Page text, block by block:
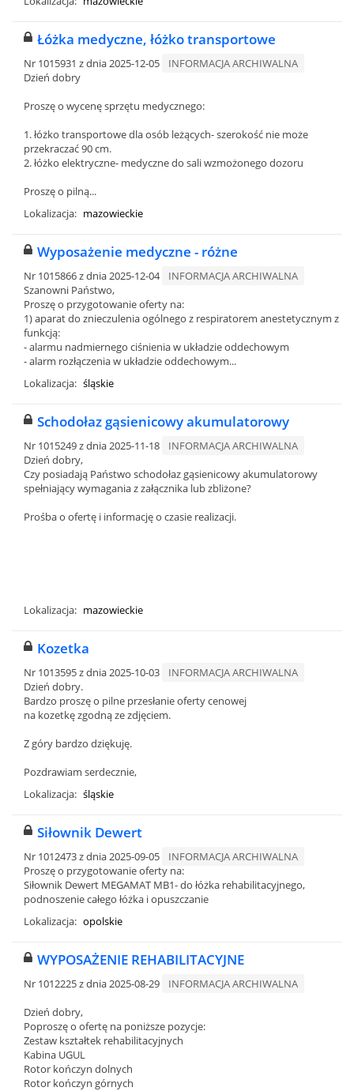
Łóżka medyczne, łóżko transportowe
Nr 1015931 z dnia 2025-12-05
INFORMACJA ARCHIWALNA
Dzień dobry
Proszę o wycenę sprzętu medycznego:
1. łóżko transportowe dla osób leżących- szerokość nie może
przekraczać 90 cm.
2. łóżko elektryczne- medyczne do sali wzmożonego dozoru
Proszę o pilną...
Lokalizacja: mazowieckie
Wyposażenie medyczne - różne
Nr 1015866 z dnia 2025-12-04
INFORMACJA ARCHIWALNA
Szanowni Państwo,
Proszę o przygotowanie oferty na:
1) aparat do znieczulenia ogólnego z respiratorem anestetycznym z
funkcją:
- alarmu nadmiernego ciśnienia w układzie oddechowym
- alarm rozłączenia w układzie oddechowym...
Lokalizacja: śląskie
Schodołaz gąsienicowy akumulatorowy
Nr 1015249 z dnia 2025-11-18
INFORMACJA ARCHIWALNA
Dzień dobry,
Czy posiadają Państwo schodołaz gąsienicowy akumulatorowy
spełniający wymagania z załącznika lub zbliżone?
Prośba o ofertę i informację o czasie realizacji.
Lokalizacja: mazowieckie
Kozetka
Nr 1013595 z dnia 2025-10-03
INFORMACJA ARCHIWALNA
Dzień dobry.
Bardzo proszę o pilne przesłanie oferty cenowej
na kozetkę zgodną ze zdjęciem.
Z góry bardzo dziękuję.
Pozdrawiam serdecznie,
Lokalizacja: śląskie
Siłownik Dewert
Nr 1012473 z dnia 2025-09-05
INFORMACJA ARCHIWALNA
Proszę o przygotowanie oferty na:
Siłownik Dewert MEGAMAT MB1- do łóżka rehabilitacyjnego,
podnoszenie całego łóżka i opuszczanie
Lokalizacja: opolskie
WYPOSAŻENIE REHABILITACYJNE
Nr 1012225 z dnia 2025-08-29
INFORMACJA ARCHIWALNA
Dzień dobry,
Poproszę o ofertę na poniższe pozycje:
Zestaw kształtek rehabilitacyjnych
Kabina UGUL
Rotor kończyn dolnych
Rotor kończyn górnych